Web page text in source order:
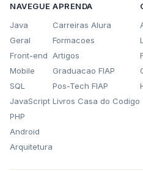
NAVEGUE
Java
Geral
Front-end
Mobile
SQL
JavaScript
PHP
Android
Arquitetura
APRENDA
Carreiras Alura
Formacoes
Artigos
Graduacao FIAP
Pos-Tech FIAP
Livros Casa do Codigo